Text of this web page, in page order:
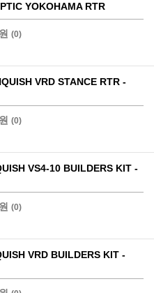
YOKOHAMA RTR
(0)
VRD STANCE RTR -
(0)
VS4-10 BUILDERS KIT -
(0)
VRD BUILDERS KIT -